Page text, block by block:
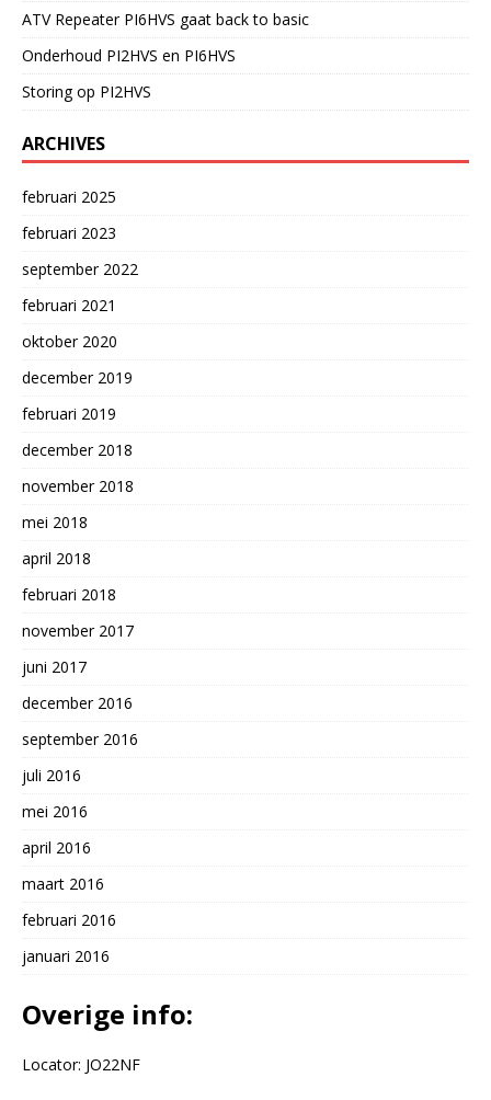
ATV Repeater PI6HVS gaat back to basic
Onderhoud PI2HVS en PI6HVS
Storing op PI2HVS
ARCHIVES
februari 2025
februari 2023
september 2022
februari 2021
oktober 2020
december 2019
februari 2019
december 2018
november 2018
mei 2018
april 2018
februari 2018
november 2017
juni 2017
december 2016
september 2016
juli 2016
mei 2016
april 2016
maart 2016
februari 2016
januari 2016
Overige info:
Locator: JO22NF